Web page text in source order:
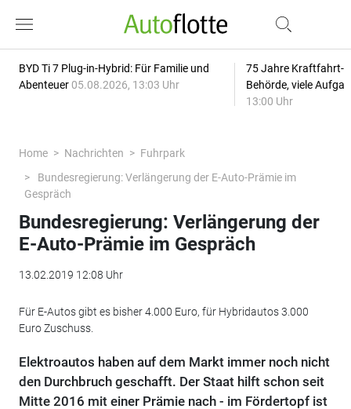
BYD Ti 7 Plug-in-Hybrid: Für Familie und
Abenteuer 05.08.2026, 13:03 Uhr
75 Jahre Kraftfahrt-
Behörde, viele
13:00 Uhr
Home Nachrichten
Fuhrpark
Bundesregierung: Verlängerung der E-Auto-Prämie im
Gespräch
Bundesregierung: Verlängerung der
E-Auto-Prämie im Gespräch
13.02.2019 12:08 Uhr
Für E-Autos gibt es bisher 4.000 Euro, für Hybridautos 3.000
Euro Zuschuss.
Elektroautos haben auf dem Markt immer noch nicht
den Durchbruch geschafft. Der Staat hilft schon seit
Mitte 2016 mit einer Prämie nach - im Fördertopf ist